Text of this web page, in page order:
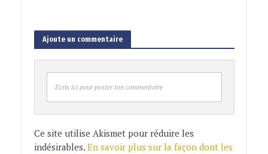
Ajoute un commentaire
Ecris ici pour poster ton commentaire
Ce site utilise Akismet pour réduire les
indésirables. En savoir plus sur la façon dont les